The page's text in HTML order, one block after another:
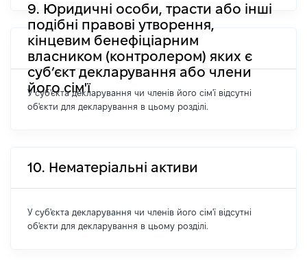
9. Юридичні особи, трасти або інші
подібні правові утворення,
кінцевим бенефіціарним
власником (контролером) яких є
суб’єкт декларування або члени
його сім'ї
У суб'єкта декларування чи членів його сім'ї відсутні
об'єкти для декларування в цьому розділі.
10. Нематеріальні активи
У суб'єкта декларування чи членів його сім'ї відсутні
об'єкти для декларування в цьому розділі.